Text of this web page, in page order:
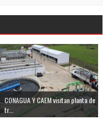
CONAGUA Y CAEM visitan planta de
tr...